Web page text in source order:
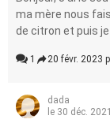
ma mère nous
de citron et puis je
1 20 févr. 2023
dada
le 30 déc. 2021